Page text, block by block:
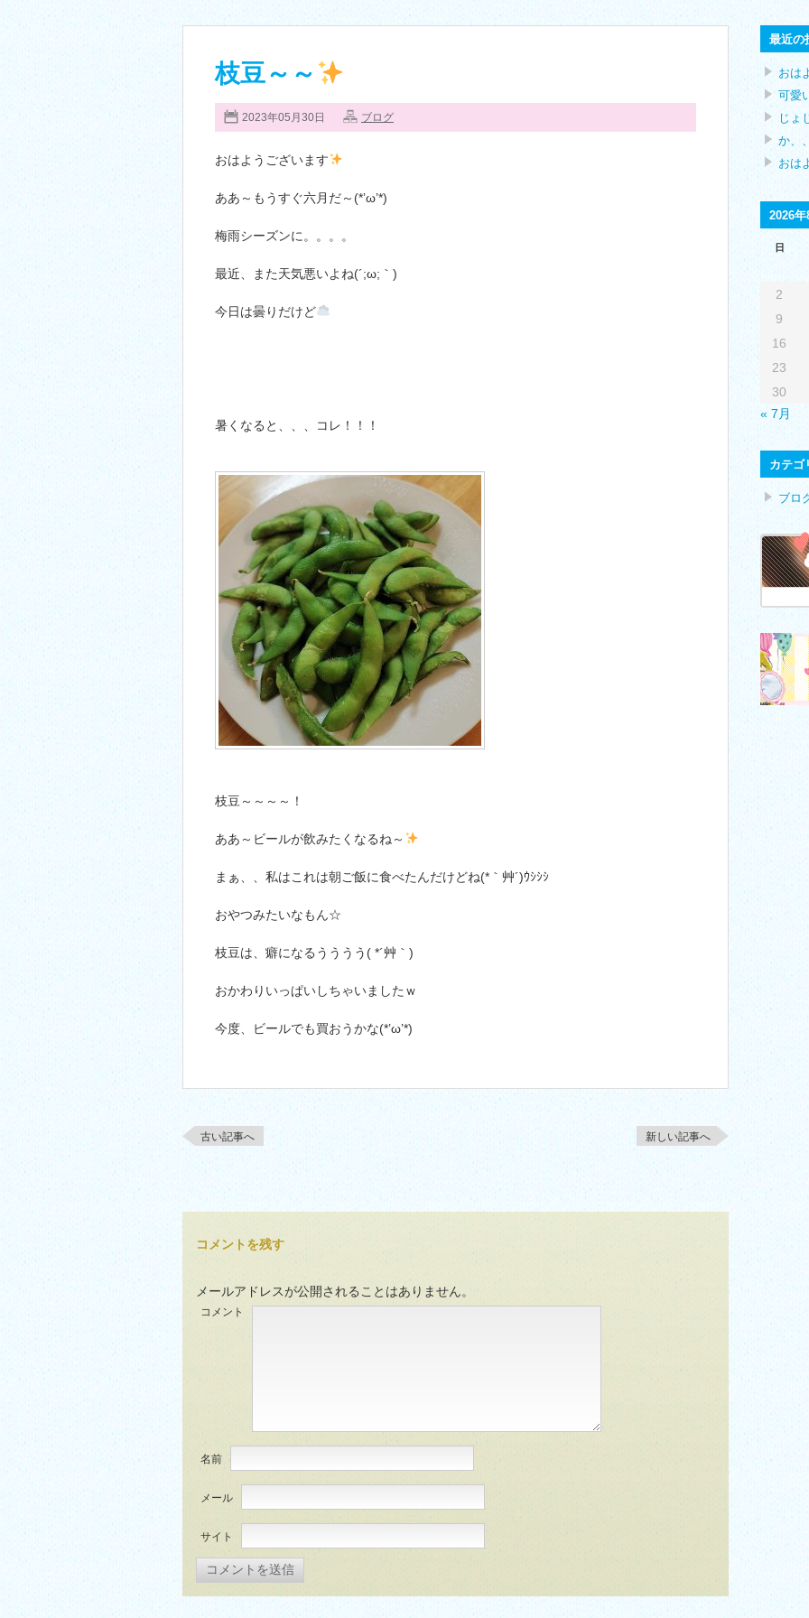
枝豆～～
2023年05月30日 ブログ
おはようございます
ああ～もうすぐ六月だ～(*’ω’*)
梅雨シーズンに。。。。
最近、また天気悪いよね(´;ω;｀)
今日は曇りだけど
暑くなると、、、コレ！！！
枝豆～～～～！
ああ～ビールが飲みたくなるね～
まぁ、、私はこれは朝ご飯に食べたんだけどね(*｀艸´)ｳｼｼｼ
おやつみたいなもん☆
枝豆は、癖になるうううう( *´艸｀)
おかわりいっぱいしちゃいましたｗ
今度、ビールでも買おうかな(*’ω’*)
古い記事へ 新しい記事へ
コメントを残す
メールアドレスが公開されることはありません。
コメント
名前
メール
サイト
最近の
おは
可愛
じょ
か、
おは
2026年
日
« 7月
2
9
16
23
30
カテゴ
ブロ